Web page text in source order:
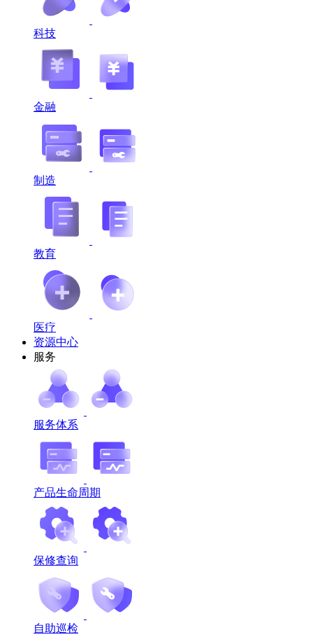
科技
金融
制造
教育
医疗
资源中心
服务
服务体系
产品生命周期
保修查询
自助巡检